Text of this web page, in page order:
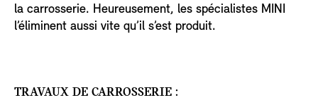
la carrosserie. Heureusement, les spécialistes MINI
l’éliminent aussi vite qu’il s’est produit.
TRAVAUX DE CARROSSERIE :